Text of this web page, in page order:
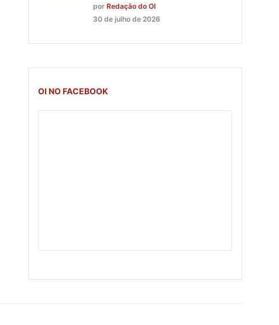
por Redação do OI
30 de julho de 2026
OI NO FACEBOOK